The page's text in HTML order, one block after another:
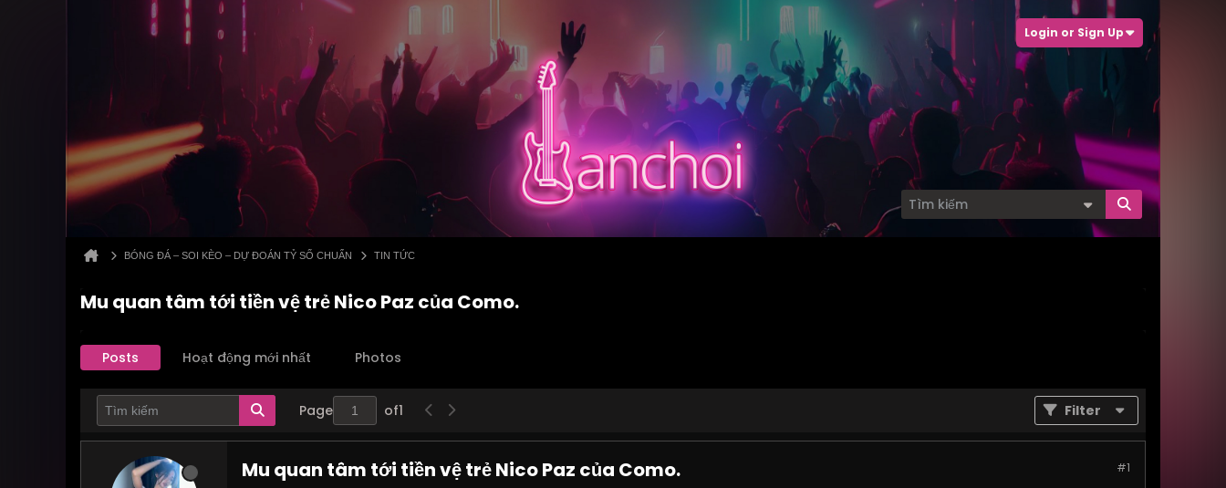
Login or Sign Up
BÓNG ĐÁ – SOI KÈO – DỰ ĐOÁN TỶ SỐ CHUẨN TIN TỨC
Mu quan tâm tới tiền vệ trẻ Nico Paz của Como.
Posts Hoạt động mới nhất Photos
Page of1 Filter
#1
Mu quan tâm tới tiền vệ trẻ Nico Paz của Como.